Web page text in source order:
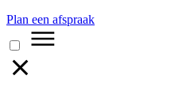
Plan een afspraak